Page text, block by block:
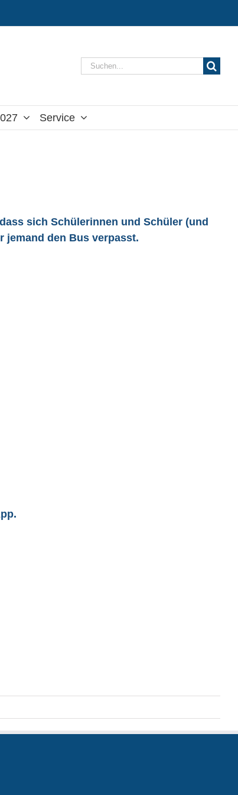
Suche
Service
sich Schülerinnen und Schüler (und
jemand den Bus verpasst.